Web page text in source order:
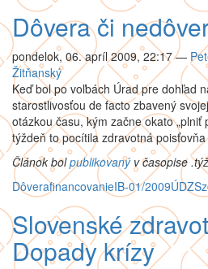
Dôvera či
pondelok, 06. apríl 2009, 22:17 —
Žitňanský
Keď bol po voľbách Úrad pre dohľad
starostlivosťou de facto zbavený
otázkou času, kým začne okato „plniť
týždeň to pocítila zdravotná
Článok bolpublikovanýv časopise
DôverafinancovanieIB-01/2009ÚDZS
Slovenské
Dopady krízy